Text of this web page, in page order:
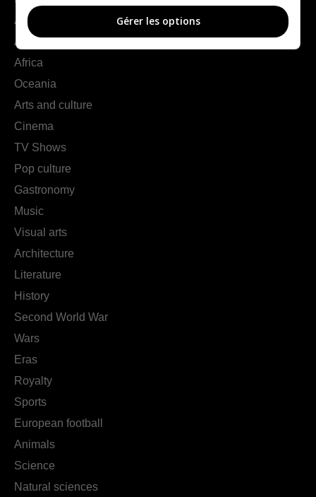
Americas
Asia
Africa
Oceania
Arts and culture
Cinema
TV Shows
Pop culture
Gastronomy
Music
Visual arts
Architecture
Literature
History
Second World War
Wars
Eras
Royalty
Sports
European football
Animals
Science
Natural sciences
Gérer les options